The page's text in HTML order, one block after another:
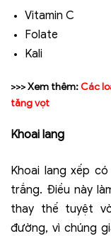
Vitamin C
Folate
Kali
>>> Xem thêm:Các
tăng vọt
Khoai lang
Khoai lang xếp
trắng. Điều này
thay thế tuyệt
đường, vì chúng